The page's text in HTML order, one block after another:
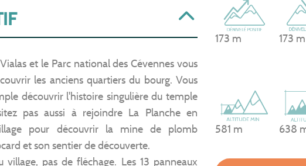
et le Parc national des Cévennes vous
les anciens quartiers du bourg. Vous
découvrir l'histoire singulière du temple
pas aussi à rejoindre La Planche en
pour découvrir la mine de plomb
et son sentier de découverte.
village, pas de fléchage. Les 13 panneaux
173 m 173 m
581 m 638